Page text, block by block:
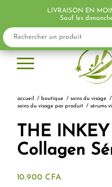
accueil / boutique / soins du visage
/
soins du visage par produit / sérums
THE INKEY
Collagen
10.900 CFA
LIVRAISON EN
Sauf les